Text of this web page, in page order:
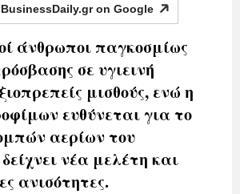
on Google
άνθρωποι παγκοσμίως
σε υγιεινή
μισθούς, ενώ η
ευθύνεται για το
αερίων του
νέα μελέτη και
ανισότητες.